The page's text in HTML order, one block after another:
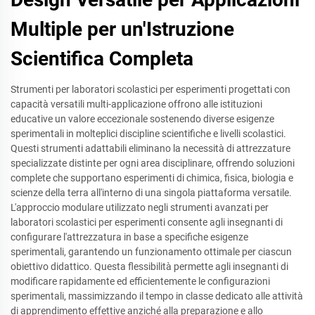
Multiple per un'Istruzione
Scientifica Completa
Strumenti per laboratori scolastici per esperimenti progettati con
capacità versatili multi-applicazione offrono alle istituzioni
educative un valore eccezionale sostenendo diverse esigenze
sperimentali in molteplici discipline scientifiche e livelli scolastici.
Questi strumenti adattabili eliminano la necessità di attrezzature
specializzate distinte per ogni area disciplinare, offrendo soluzioni
complete che supportano esperimenti di chimica, fisica, biologia e
scienze della terra all'interno di una singola piattaforma versatile.
L'approccio modulare utilizzato negli strumenti avanzati per
laboratori scolastici per esperimenti consente agli insegnanti di
configurare l'attrezzatura in base a specifiche esigenze
sperimentali, garantendo un funzionamento ottimale per ciascun
obiettivo didattico. Questa flessibilità permette agli insegnanti di
modificare rapidamente ed efficientemente le configurazioni
sperimentali, massimizzando il tempo in classe dedicato alle attività
di apprendimento effettive anziché alla preparazione e allo